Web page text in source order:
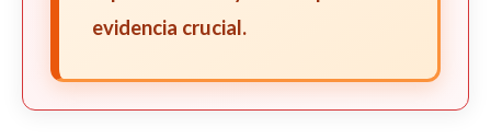
evidencia crucial.